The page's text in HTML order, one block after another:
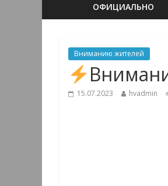
ОФИЦИАЛЬНО
Вниманию жителей
15.07.2023 hvadmin